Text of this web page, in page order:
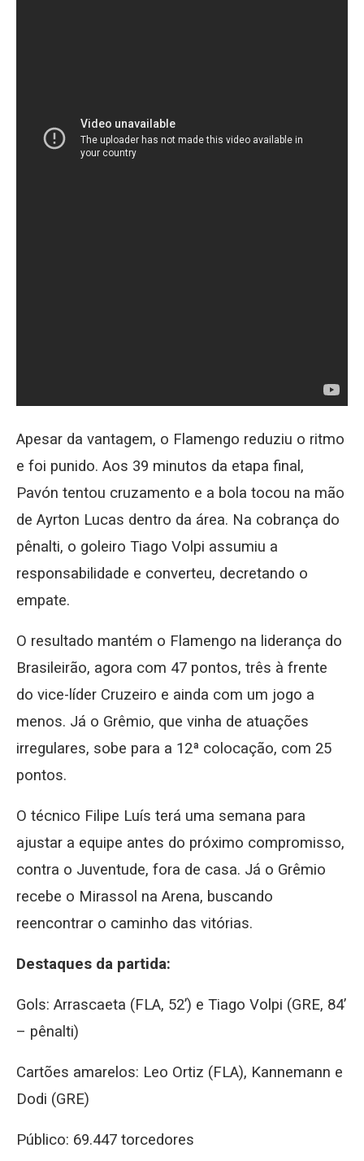
Apesar da vantagem, o Flamengo reduziu o ritmo
e foi punido. Aos 39 minutos da etapa final,
Pavón tentou cruzamento e a bola tocou na mão
de Ayrton Lucas dentro da área. Na cobrança do
pênalti, o goleiro Tiago Volpi assumiu a
responsabilidade e converteu, decretando o
empate.
O resultado mantém o Flamengo na liderança do
Brasileirão, agora com 47 pontos, três à frente
do vice-líder Cruzeiro e ainda com um jogo a
menos. Já o Grêmio, que vinha de atuações
irregulares, sobe para a 12ª colocação, com 25
pontos.
O técnico Filipe Luís terá uma semana para
ajustar a equipe antes do próximo compromisso,
contra o Juventude, fora de casa. Já o Grêmio
recebe o Mirassol na Arena, buscando
reencontrar o caminho das vitórias.
Destaques da partida:
Gols: Arrascaeta (FLA, 52’) e Tiago Volpi (GRE, 84’
– pênalti)
Cartões amarelos: Leo Ortiz (FLA), Kannemann e
Dodi (GRE)
Público: 69.447 torcedores